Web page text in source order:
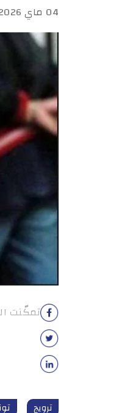
04 ماي 2026 14:50
تمكّنت
ترويج